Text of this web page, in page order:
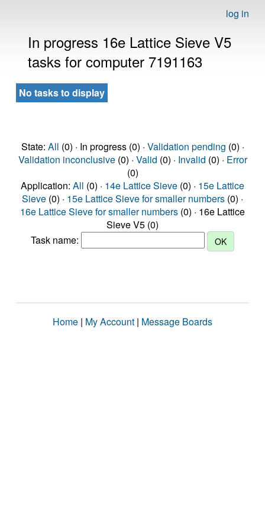
log in
In progress 16e Lattice Sieve V5
tasks for computer 7191163
No tasks to display
State: All (0) · In progress (0) · Validation pending (0) ·
Validation inconclusive(0) · Valid (0) · Invalid (0) · Error
(0)
Application: All (0) · 14e Lattice Sieve (0) · 15e Lattice
Sieve (0) · 15e Lattice Sieve for smaller numbers (0) ·
16e Lattice Sieve for smaller numbers (0) · 16e Lattice
Sieve V5 (0)
Task name:
Home | My Account | Message Boards